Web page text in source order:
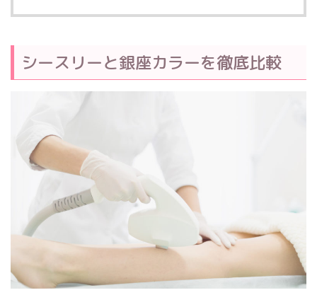
シースリーと銀座カラーを徹底比較